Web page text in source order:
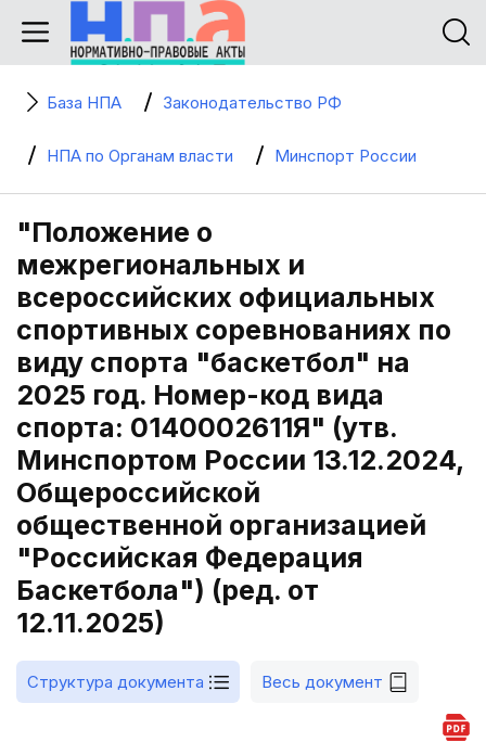
База НПА Законодательство РФ
НПА по Органам власти Минспорт России
"Положение о
межрегиональных и
всероссийских официальных
спортивных соревнованиях по
виду спорта "баскетбол" на
2025 год. Номер-код вида
спорта: 0140002611Я" (утв.
Минспортом России 13.12.2024,
Общероссийской
общественной организацией
"Российская Федерация
Баскетбола") (ред. от
12.11.2025)
Структура документа Весь документ